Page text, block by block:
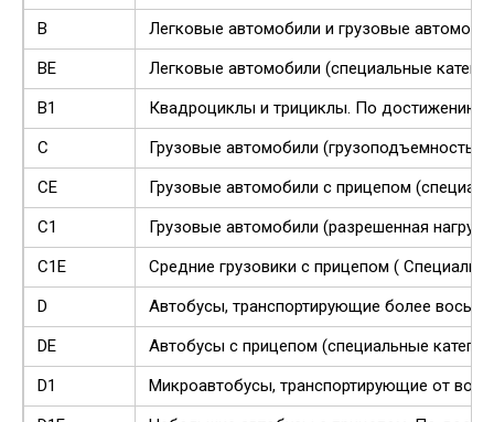
В
Легковые автомобили и грузовые
ВE
Легковые автомобили (специальные
В1
Квадроциклы и трициклы. По достижению
С
Грузовые автомобили (грузоподъемность
СE
Грузовые автомобили с прицепом
С1
Грузовые автомобили (разрешенная
С1E
Средние грузовики с прицепом (
D
Автобусы, транспортирующие более
DE
Автобусы с прицепом (специальные
D1
Микроавтобусы, транспортирующие от